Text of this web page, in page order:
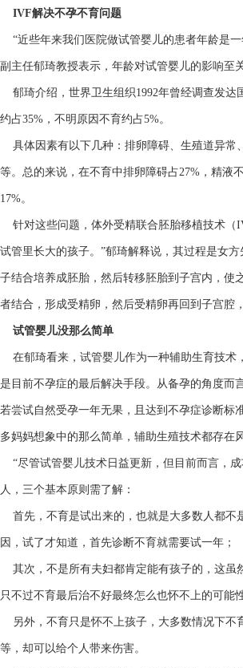
IVF解决不孕不育问题
“近些年来我们医院做试管婴儿的患者年龄是
副主任郁琦教授表示，年龄对试管婴儿的影响至
郁琦介绍，世界卫生组织1992年曾经调查发达
约占35%，不明原因不育约占5%。
具体因素有以下几种：排卵障碍、生殖道异常
等。总的来说，在不育中排卵障碍占27%，精液
17%。
针对这些问题，体外受精联合胚胎移植技术（
试管里长大的孩子。”郁琦解释说，其过程是女
子结合培养成胚胎，然后转移胚胎到子宫内，使
者结合，形成受精卵，然后受精卵再回到子宫腔
试管婴儿没那么简单
在郁琦看来，试管婴儿作为一种辅助生育技术
是目前不孕症的最后解决手段。从备孕的角度而
若尝试自然受孕一年无果，且达到不孕症诊断标
多妈妈想象中的那么简单，辅助生殖技术都存在
“尽管试管婴儿技术日益更新，但目前而言，
人，三个基本原则需了解：
首先，不育是试出来的，也就是大多数人都不
因，试了才知道，首先诊断不育就需要试一年；
其次，不是所有夫妇都肯定能有孩子的，这虽
只不过不育最后治不好最终怎么也怀不上的可能
另外，不育只是怀不上孩子，大多数情况下不
等，却可以给个人带来伤害。